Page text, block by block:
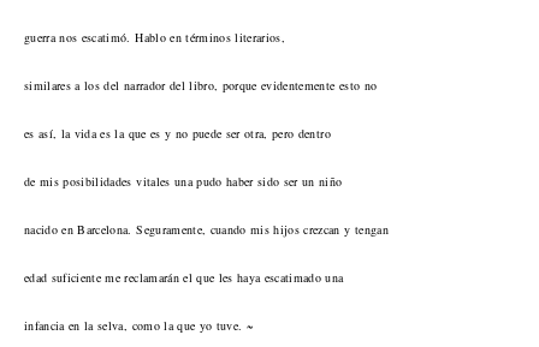
guerra nos escatimó. Hablo en términos literarios,
similares a los del narrador del libro, porque evidentemente esto no
es así, la vida es la que es y no puede ser otra, pero dentro
de mis posibilidades vitales una pudo haber sido ser un niño
nacido en Barcelona. Seguramente, cuando mis hijos crezcan y tengan
edad suficiente me reclamarán el que les haya escatimado una
infancia en la selva, como la que yo tuve. ~